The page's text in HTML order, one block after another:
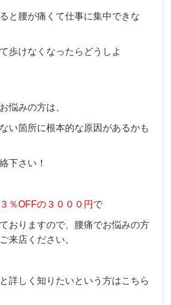
と腰が痛くて仕事に集中できな
歩けなくなったらどうしよ
悩みの方は、
い箇所に根本的な原因があるかも
下さい！
％OFFの３０００円 で
おりますので、腰痛でお悩みの方
来店ください。
詳しく知りたいという方はこちら